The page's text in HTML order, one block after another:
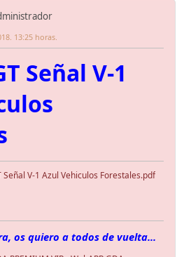
13:25 horas.
Señal V-1
V-1 Azul Vehiculos Forestales.pdf
os quiero a todos de vuelta...